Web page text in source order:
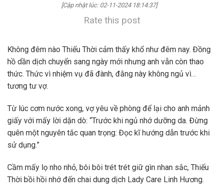
[Cập nhật lúc: 02-11-2024 18:14:37]
Rate this post
Không đêm nào Thiếu Thời cảm thấy khổ như đêm nay. Đồng
hồ dần dịch chuyển sang ngày mới nhưng anh vẫn còn thao
thức. Thức vì nhiệm vụ đã đành, đằng này không ngủ vì…
tương tư vợ.
Từ lúc cơm nước xong, vợ yêu về phòng để lại cho anh mảnh
giấy với mấy lời dặn dò: “Trước khi ngủ nhớ dưỡng da. Đừng
quên một nguyên tắc quan trọng: Đọc kĩ hướng dẫn trước khi
sử dụng.”
Cầm mấy lọ nho nhỏ, bôi bôi trét trét giữ gìn nhan sắc, Thiếu
Thời bồi hồi nhớ đến chai dung dịch Lady Care Linh Hương.